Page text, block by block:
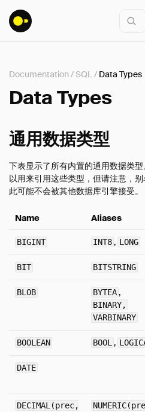
安装
连接
客户端API
SQL
查询语法
Interval
Documentation/SQL/ Data Types
Data Types
通用数据类型
下表显示了所有内置的通用数据类
以用来引用这些类型，但请注意，
此可能不会被其他数据库引擎接受。
Name Aliases
BIGINT INT8, LONG
BIT BITSTRING
BLOB BYTEA,
BINARY,
VARBINARY
BOOLEAN BOOL ,
DATE
DECIMAL(prec,